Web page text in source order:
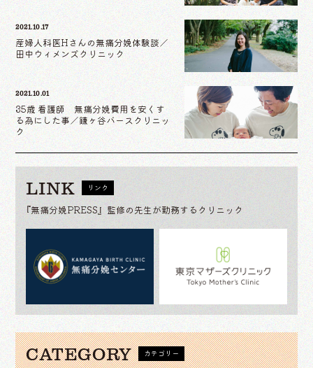
2021.10.17
産婦人科医Hさんの無痛分娩体験談／
田中ウィメンズクリニック
2021.10.01
35歳 看護師 無痛分娩費用を安くす
る為にした事／鎌ヶ谷バースクリニッ
ク
LINK リンク
『無痛分娩PRESS』監修の先生が勤務するクリニック
CATEGORY カテゴリー